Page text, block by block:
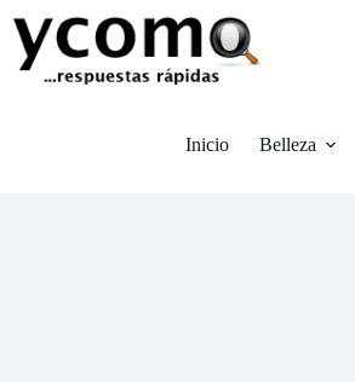
contenido
Inicio Belleza